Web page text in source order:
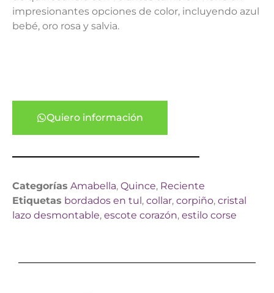
impresionantes opciones de color, incluyendo azul
bebé, oro rosa y salvia.
Quiero información
Categorías Amabella, Quince, Reciente
Etiquetas bordados en tul, collar, corpiño, cristal
lazo desmontable, escote corazón, estilo corse